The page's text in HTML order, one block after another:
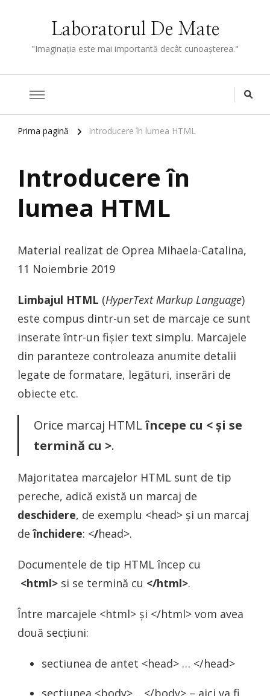
Laboratorul De Mate
"Imaginaţia este mai importantă decât cunoaşterea."
Prima pagină Introducere în lumea HTML
Introducere în
lumea HTML
Material realizat de Oprea Mihaela-Catalina,
11 Noiembrie 2019
Limbajul HTML (HyperText Markup Language)
este compus dintr-un set de marcaje ce sunt
inserate într-un fişier text simplu. Marcajele
din paranteze controleaza anumite detalii
legate de formatare, legături, inserări de
obiecte etc.
Orice marcaj HTMLîncepe cu < şi se
termină cu >.
Majoritatea marcajelor HTML sunt de tip
pereche, adică există un marcaj de
deschidere, de exemplu <head> şi un marcaj
deînchidere: </head>.
Documentele de tip HTML încep cu
<html> si se termină cu </html>.
Între marcajele <html> și </html> vom avea
două secțiuni:
sectiunea de antet <head> … </head>
sectiunea <body>… </body> – aici va fi